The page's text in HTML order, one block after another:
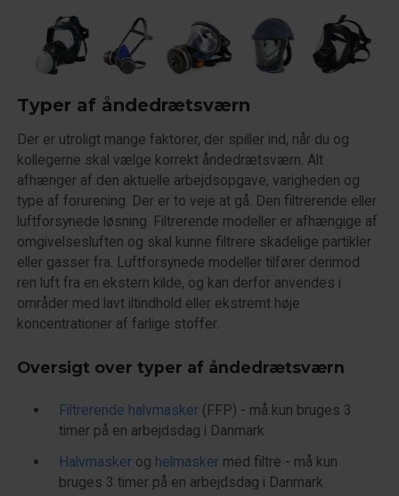
Typer af åndedrætsværn
Der er utroligt mange faktorer, der spiller ind, når du og
kollegerne skal vælge korrekt åndedrætsværn. Alt
afhænger af den aktuelle arbejdsopgave, varigheden og
type af forurening. Der er to veje at gå. Den filtrerende eller
luftforsynede løsning. Filtrerende modeller er afhængige af
omgivelsesluften og skal kunne filtrere skadelige partikler
eller gasser fra. Luftforsynede modeller tilfører derimod
ren luft fra en ekstern kilde, og kan derfor anvendes i
områder med lavt iltindhold eller ekstremt høje
koncentrationer af farlige stoffer.
Oversigt over typer af åndedrætsværn
Filtrerende halvmasker (FFP) - må kun bruges 3
timer på en arbejdsdag i Danmark
Halvmasker og helmasker med filtre - må kun
bruges 3 timer på en arbejdsdag i Danmark